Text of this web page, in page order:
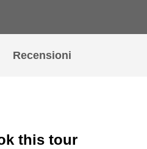
Recensioni
this tour